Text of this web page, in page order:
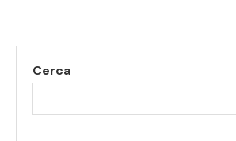
Cerca